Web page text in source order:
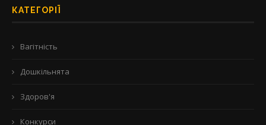
КАТЕГОРІЇ
Вагітність
Дошкільнята
Здоров'я
Конкурси